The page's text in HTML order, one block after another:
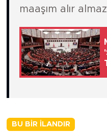
maaşım alır
BU BIR İLANDIR